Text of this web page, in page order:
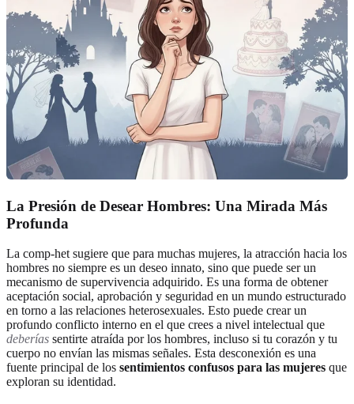
La Presión de Desear Hombres: Una Mirada Más
Profunda
La comp-het sugiere que para muchas mujeres, la atracción hacia los
hombres no siempre es un deseo innato, sino que puede ser un
mecanismo de supervivencia adquirido. Es una forma de obtener
aceptación social, aprobación y seguridad en un mundo estructurado
en torno a las relaciones heterosexuales. Esto puede crear un
profundo conflicto interno en el que crees a nivel intelectual que
deberías sentirte atraída por los hombres, incluso si tu corazón y tu
cuerpo no envían las mismas señales. Esta desconexión es una
fuente principal de los sentimientos confusos para las mujeres que
exploran su identidad.